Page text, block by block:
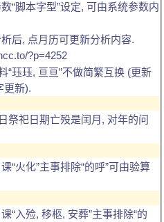
“脚本字型”设定, 可由系统参数内
后, 点月历可更新分析内容.
?p=4252
“珏珏, 亘亘”不做简繁互换 (更新
更新).
祭祀日期亡殁是闰月, 对年的问
“火化”主事排除“的呼”可由验算
“入殓, 移柩, 安葬”主事排除“的